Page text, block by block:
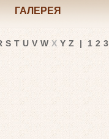
ГАЛЕРЕЯ
S T U V W X Y Z | 1 2 3